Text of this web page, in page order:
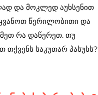
და მოკლედ აუხსენით
წერილობითი და
რა დაწერეთ. თუ
თქვენს საკუთარ პასუხს?